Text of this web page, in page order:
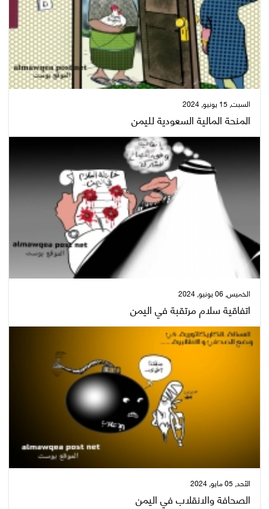
السبت, 15 يونيو, 2024
المنحة المالية السعودية لليمن
الخميس, 06 يونيو, 2024
اتفاقية سلام مرتقبة في اليمن
الأحد, 05 مايو, 2024
الصحافة والانقلاب في اليمن